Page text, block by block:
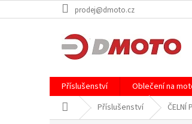
na
prodej@dmoto.cz
Příslušenství Oblečení na
Domů Příslušenství ČELNÍ